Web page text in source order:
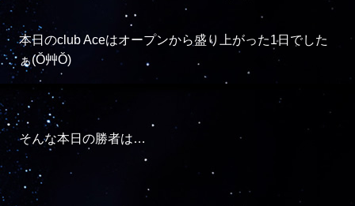
本日のclub Aceはオープンから盛り上がった1日でした
ぁ(Ŏ艸Ŏ)
そんな本日の勝者は…